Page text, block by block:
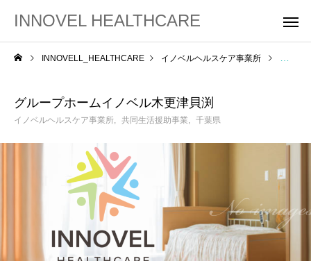
INNOVEL HEALTHCARE
INNOVELL_HEALTHCARE イノベルヘルスケア事業所 グルー
グループホームイノベル木更津貝渕
イノベルヘルスケア事業所 共同生活援助事業 千葉県